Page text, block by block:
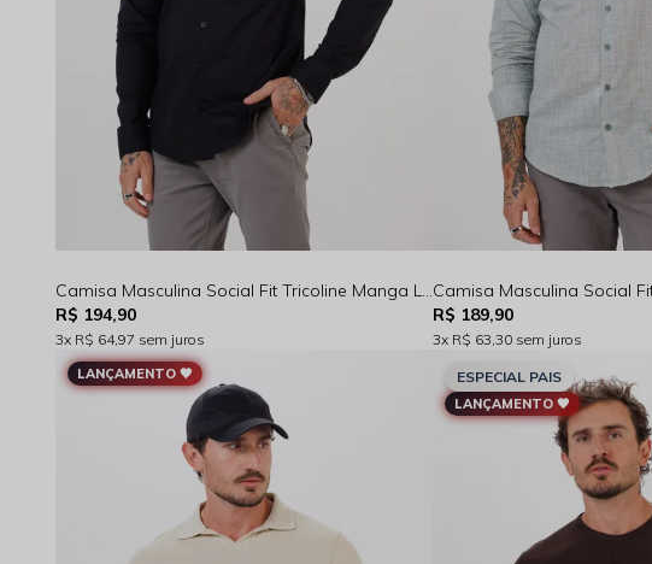
R$ 194,90
3x R$ 64,97 sem juros
R$ 189,90
3x R$ 63,30 sem juros
LANÇAMENTO 🖤
LANÇAMENTO 🖤
ESPECIAL PAIS